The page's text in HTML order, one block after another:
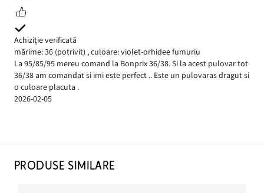
Achiziție verificată
mărime: 36 (potrivit) ,culoare: violet-orhidee fumuriu
La 95/85/95 mereu comand la Bonprix 36/38. Si la acest pulovar tot
36/38 am comandat si imi este perfect .. Este un pulovaras dragut si
o culoare placuta .
2026-02-05
PRODUSE SIMILARE